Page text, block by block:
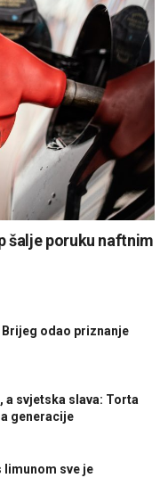
šalje poruku naftnim
odao priznanje
a svjetska slava: Torta
generacije
limunom sve je